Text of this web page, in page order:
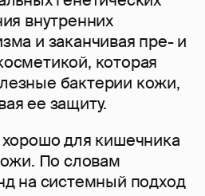
внутренних
и заканчивая пре- и
которая
бактерии кожи,
ее защиту.
для кишечника
По словам
на системный подход